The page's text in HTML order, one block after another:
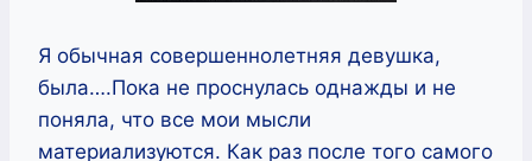
Я обычная совершеннолетняя девушка,
была….Пока не проснулась однажды и не
поняла, что все мои мысли
материализуются. Как раз после того самого